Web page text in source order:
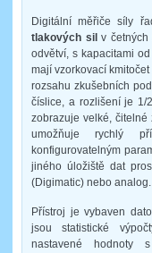
Digitální měřiče síly
tlakových silv četných
odvětví, s kapacitami
mají vzorkovací
rozsahu zkušebních
číslice, a rozlišení je 1/
zobrazuje velké,
umožňuje rychlý
konfigurovatelným
jiného úložiště dat
(Digimatic) nebo analog.
Přístroj je vybaven
jsou statistické
nastavené hodnoty